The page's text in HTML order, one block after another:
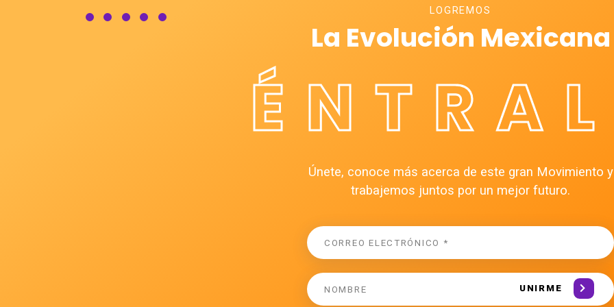
LOGREMOS
La Evolución Mexicana
Únete, conoce más acerca de este gran Movimiento y
trabajemos juntos por un mejor futuro.
UNIRME